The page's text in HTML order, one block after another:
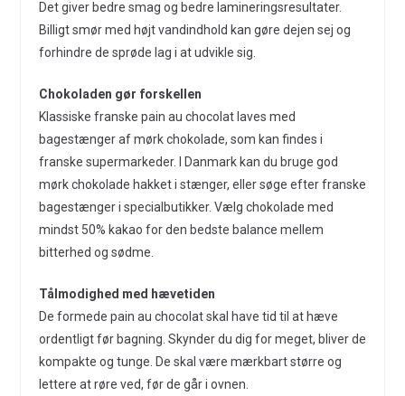
Det giver bedre smag og bedre lamineringsresultater.
Billigt smør med højt vandindhold kan gøre dejen sej og
forhindre de sprøde lag i at udvikle sig.
Chokoladen gør forskellen
Klassiske franske pain au chocolat laves med
bagestænger af mørk chokolade, som kan findes i
franske supermarkeder. I Danmark kan du bruge god
mørk chokolade hakket i stænger, eller søge efter franske
bagestænger i specialbutikker. Vælg chokolade med
mindst 50% kakao for den bedste balance mellem
bitterhed og sødme.
Tålmodighed med hævetiden
De formede pain au chocolat skal have tid til at hæve
ordentligt før bagning. Skynder du dig for meget, bliver de
kompakte og tunge. De skal være mærkbart større og
lettere at røre ved, før de går i ovnen.